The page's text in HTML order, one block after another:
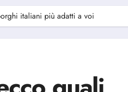
italiani più adatti a voi